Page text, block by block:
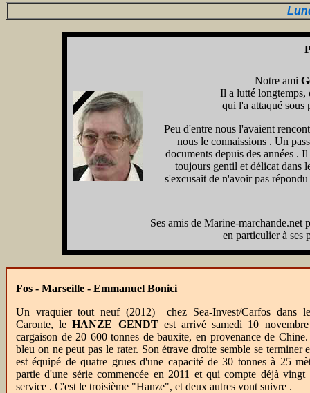
Notre ami
Il a lutté longtemps,
qui l'a attaqué sous
Peu d'entre nous l'avaient
nous le connaissions . Un
documents depuis des années .
toujours gentil et délicat dans
s'excusait de n'avoir pas
Ses amis de Marine-marchande.net
en particulier à ses
Fos - Marseille - Emmanuel Bonici
Un vraquier tout neuf (2012) chez Sea-Invest/Carfos dans
Caronte, leHANZE GENDT est arrivé samedi 10
cargaison de 20 600 tonnes de bauxite, en provenance de
bleu on ne peut pas le rater. Son étrave droite semble se terminer
est équipé de quatre grues d'une capacité de 30 tonnes à 25
partie d'une série commencée en 2011 et qui compte déjà vingt
service . C'est le troisième "Hanze", et deux autres vont suivre .